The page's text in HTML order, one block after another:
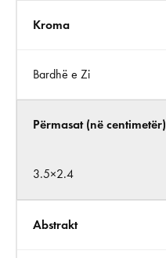
Kroma
Bardhë e Zi
Përmasat (në centimetër)
3.5×2.4
Abstrakt